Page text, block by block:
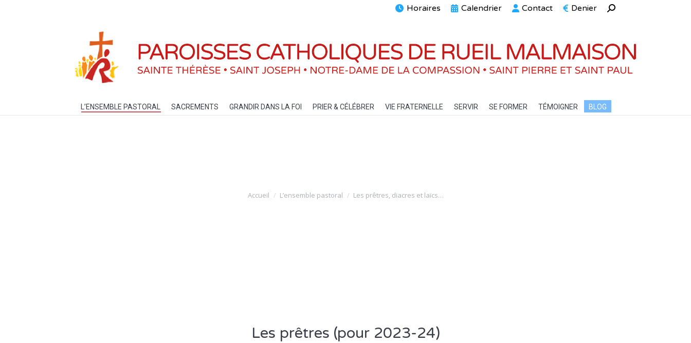
Horaires Calendrier Contact Denier
Recherche
L’ENSEMBLE PASTORAL SACREMENTS GRANDIR DANS LA FOI PRIER & CÉLÉBRER VIE FRATERNELLE SERVIR SE FORMER TÉMOIGNER BLOG
Vous êtes ici :
Accueil L’ensemble pastoral Les prêtres, diacres et laïcs…
Les prêtres (pour 2023-24)
PRIER & CÉLÉBRER VIE FRATERNELLE SE FORMER TÉMOIGNER